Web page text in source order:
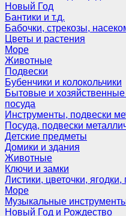
Новый Год
Бантики и т.д.
Бабочки, стрекозы,
Цветы и растения
Море
Животные
Подвески
Бубенчики и колокольчики
Бытовые и
посуда
Инструменты, подвески
Посуда, подвески
Детские предметы
Домики и здания
Животные
Ключи и замки
Листики, цветочки,
Море
Музыкальные
Новый Год и Рождество